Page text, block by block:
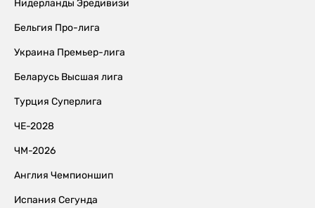
Нидерланды Эредивизи
Бельгия Про-лига
Украина Премьер-лига
Беларусь Высшая лига
Турция Суперлига
ЧЕ-2028
ЧМ-2026
Англия Чемпионшип
Испания Сегунда